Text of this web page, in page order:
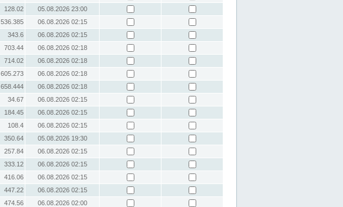
128.02
05.08.2026 23:00
536.385
06.08.2026 02:15
343.6
06.08.2026 02:15
703.44
06.08.2026 02:18
714.02
06.08.2026 02:18
605.273
06.08.2026 02:18
658.444
06.08.2026 02:18
34.67
06.08.2026 02:15
184.45
06.08.2026 02:15
108.4
06.08.2026 02:15
350.64
05.08.2026 19:30
257.84
06.08.2026 02:15
333.12
06.08.2026 02:15
416.06
06.08.2026 02:15
447.22
06.08.2026 02:15
474.56
06.08.2026 02:00